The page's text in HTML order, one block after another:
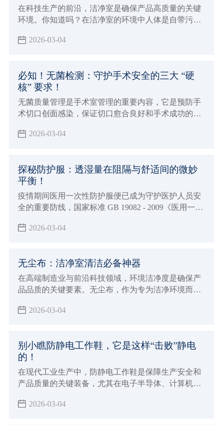
在科技生产的前沿，洁净室是确保产品高质量的关键
环境。你知道吗？在洁净室的环境中人体是自带污染
装材料，从而会导致人体分泌的汗液毛发等污染物损
2026-03-04
必知！无菌检测：守护手术安全的三大 “硬
核” 要求！
无菌质量管理是手术室管理的重要内容，它是预防手
术切口创面感染，保证切口愈合良好和手术成功的必
2026-03-04
探秘防护服：透湿量在阻隔与舒适间的微妙
平衡！
疫情期间医用一次性防护服便已成为守护医护人员安
全的重要防线，国家标准 GB 19082 - 2009《医用一次
2026-03-04
无尘布：洁净室清洁必备神器
在高端制造业与前沿科技领域，环境洁净度是确保产
品品质的关键要素。无尘布，作为专为洁净环境而生
2026-03-04
别小瞧防静电工作鞋，它是这样“击败”静电
的！
在现代工业生产中，防静电工作鞋是保障生产安全和
产品质量的关键装备，尤其在电子半导体、计算机、
2026-03-04